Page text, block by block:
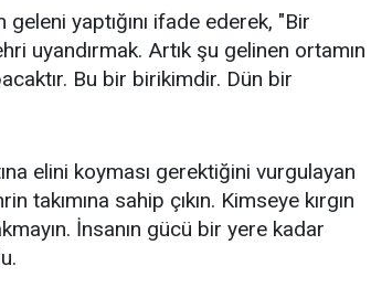
yaptığını ifade ederek, "Bir
uyandırmak. Artık şu gelinen ortamın
Bu bir birikimdir. Dün bir
elini koyması gerektiğini vurgulayan
takımına sahip çıkın. Kimseye kırgın
İnsanın gücü bir yere kadar